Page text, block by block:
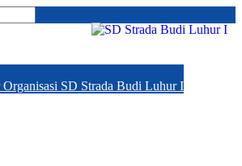
Organisasi SD Strada Budi Luhur I